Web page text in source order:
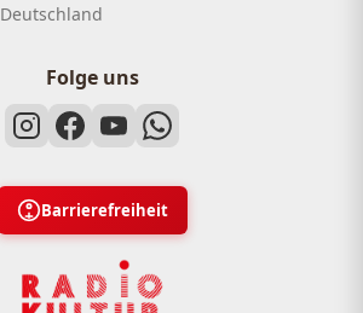
Deutschland
Folge uns
Barrierefreiheit